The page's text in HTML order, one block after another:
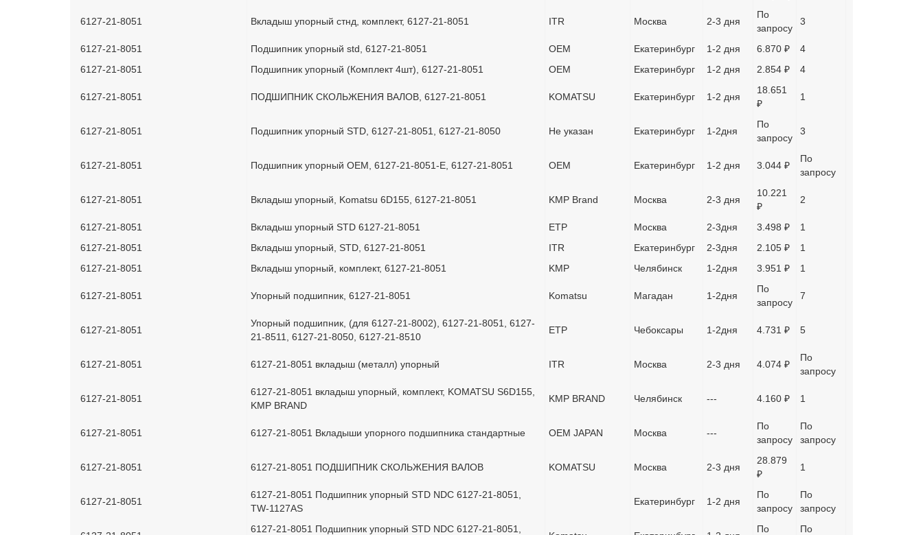
6127-21-8051 Вкладыш упорный стнд, комплект, 6127-21-8051 ITR Москва 2-3 дня
По
запросу
3
6127-21-8051 Подшипник упорный std, 6127-21-8051 OEM Екатеринбург 1-2 дня 6.870 ₽
4
6127-21-8051
Подшипник упорный (Комплект 4шт), 6127-21-8051 OEM Екатеринбург 1-2 дня 2.854 ₽ 4
6127-21-8051 ПОДШИПНИК СКОЛЬЖЕНИЯ ВАЛОВ, 6127-21-8051 KOMATSU Екатеринбург 1-2 дня
18.651
₽
1
6127-21-8051 Подшипник упорный STD, 6127-21-8051, 6127-21-8050 Не указан Екатеринбург 1-2дня
По
запросу
3
6127-21-8051 Подшипник упорный OEM, 6127-21-8051-E, 6127-21-8051 OEM Екатеринбург 1-2 дня 3.044 ₽
По
запросу
6127-21-8051 Вкладыш упорный, Komatsu 6D155, 6127-21-8051 KMP Brand Москва 2-3 дня
10.221
₽
2
6127-21-8051 Вкладыш упорный STD 6127-21-8051 ETP Москва 2-3дня 3.498 ₽
1
6127-21-8051
Вкладыш упорный, STD, 6127-21-8051 ITR Екатеринбург 2-3дня 2.105 ₽
1
6127-21-8051
Вкладыш упорный, комплект, 6127-21-8051 KMP Челябинск 1-2дня 3.951 ₽ 1
6127-21-8051 Упорный подшипник, 6127-21-8051 Komatsu Магадан 1-2дня
По
запросу
7
6127-21-8051
Упорный подшипник, (для 6127-21-8002), 6127-21-8051, 6127-
21-8511, 6127-21-8050, 6127-21-8510
ETP Чебоксары 1-2дня 4.731 ₽ 5
6127-21-8051 6127-21-8051 вкладыш (металл) упорный ITR Москва 2-3 дня 4.074 ₽
По
запросу
6127-21-8051
6127-21-8051 вкладыш упорный, комплект, KOMATSU S6D155,
KMP BRAND
KMP BRAND Челябинск --- 4.160 ₽ 1
6127-21-8051 6127-21-8051 Вкладыши упорного подшипника стандартные OEM JAPAN Москва ---
По
запросу
По
запросу
6127-21-8051 6127-21-8051 ПОДШИПНИК СКОЛЬЖЕНИЯ ВАЛОВ KOMATSU Москва 2-3 дня
28.879
₽
1
6127-21-8051
6127-21-8051 Подшипник упорный STD NDC 6127-21-8051,
TW-1127AS
Екатеринбург 1-2 дня
По
запросу
По
запросу
6127-21-8051 Подшипник упорный STD NDC 6127-21-8051,
По
По